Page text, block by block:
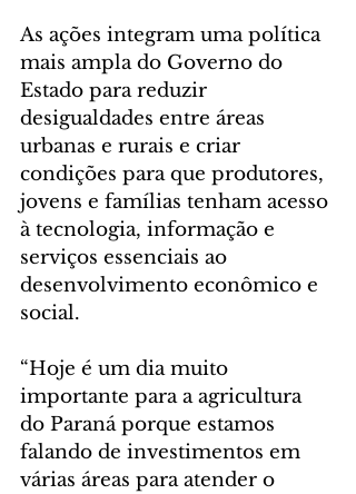
As ações integram uma política
mais ampla do Governo do
Estado para reduzir
desigualdades entre áreas
urbanas e rurais e criar
condições para que produtores,
jovens e famílias tenham acesso
à tecnologia, informação e
serviços essenciais ao
desenvolvimento econômico e
social.
“Hoje é um dia muito
importante para a agricultura
do Paraná porque estamos
falando de investimentos em
várias áreas para atender o